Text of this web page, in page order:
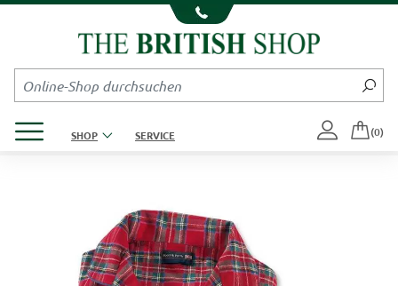
Kompletten Head der Seite überspringen
SHOP SERVICE (0)